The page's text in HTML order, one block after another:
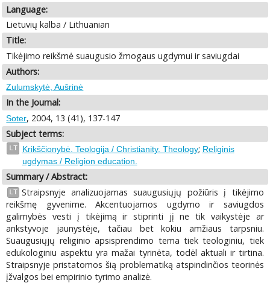
Language:
Lietuvių kalba / Lithuanian
Title:
Tikėjimo reikšmė suaugusio žmogaus ugdymui ir saviugdai
Authors:
Zulumskytė, Aušrinė
In the Journal:
Soter, 2004, 13 (41), 137-147
Subject terms:
LT Krikščionybė. Teologija / Christianity. Theology; Religinis
ugdymas / Religion education.
Summary / Abstract:
LT Straipsnyje analizuojamas suaugusiųjų požiūris į tikėjimo
reikšmę gyvenime. Akcentuojamos ugdymo ir saviugdos
galimybės vesti į tikėjimą ir stiprinti jį ne tik vaikystėje ar
ankstyvoje jaunystėje, tačiau bet kokiu amžiaus tarpsniu.
Suaugusiųjų religinio apsisprendimo tema tiek teologiniu, tiek
edukologiniu aspektu yra mažai tyrinėta, todėl aktuali ir tirtina.
Straipsnyje pristatomos šią problematiką atspindinčios teorinės
įžvalgos bei empirinio tyrimo analizė.